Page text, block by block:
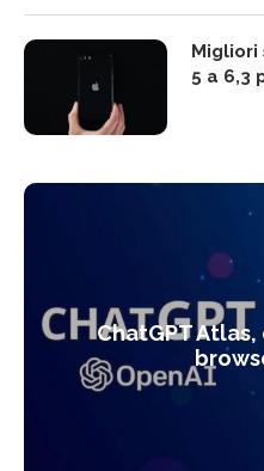
Migliori
5 a 6,3
ChatGPT